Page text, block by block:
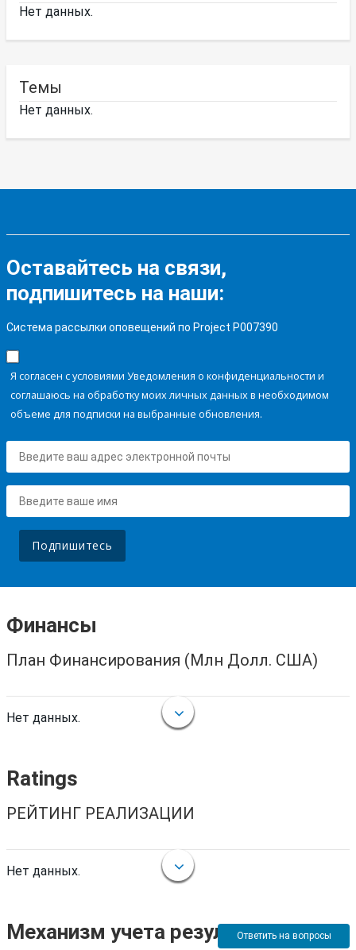
Нет данных.
Темы
Нет данных.
Оставайтесь на связи,
подпишитесь на наши:
Система рассылки оповещений по Project P007390
Я согласен с условиями Уведомления о конфиденциальности и
соглашаюсь на обработку моих личных данных в необходимом
объеме для подписки на выбранные обновления.
Подпишитесь
Финансы
План Финансирования (Млн Долл. США)
Нет данных.
Ratings
РЕЙТИНГ РЕАЛИЗАЦИИ
Нет данных.
Механизм учета результатов
Ответить на вопросы